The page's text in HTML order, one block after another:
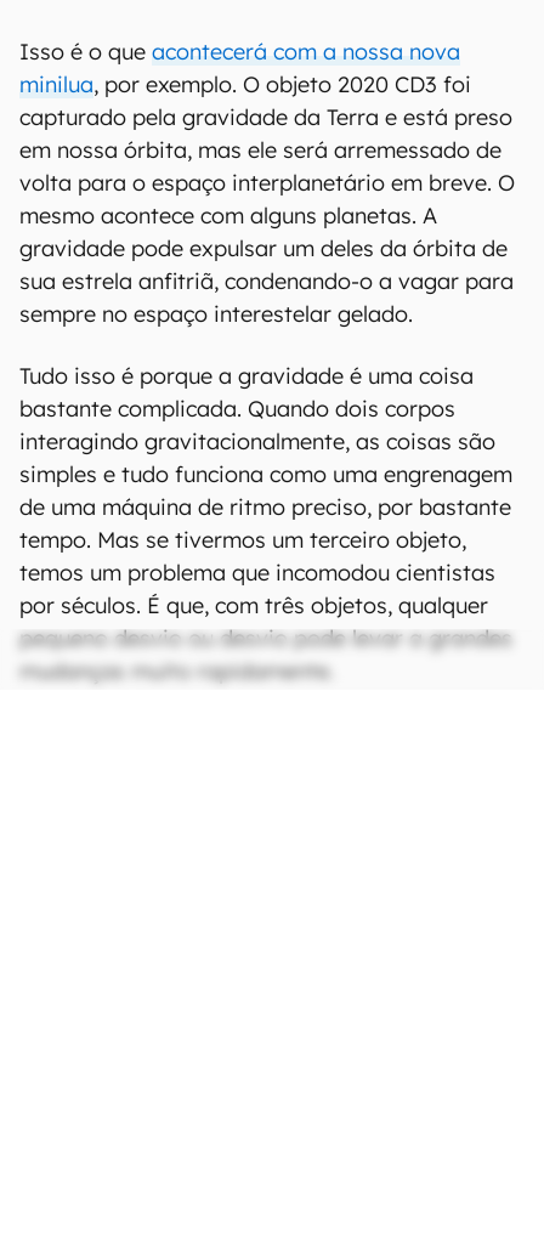
Isso é o que acontecerá com a nossa nova
minilua, por exemplo. O objeto 2020 CD3 foi
capturado pela gravidade da Terra e está preso
em nossa órbita, mas ele será arremessado de
volta para o espaço interplanetário em breve. O
mesmo acontece com alguns planetas. A
gravidade pode expulsar um deles da órbita de
sua estrela anfitriã, condenando-o a vagar para
sempre no espaço interestelar gelado.
Tudo isso é porque a gravidade é uma coisa
bastante complicada. Quando dois corpos
interagindo gravitacionalmente, as coisas são
simples e tudo funciona como uma engrenagem
de uma máquina de ritmo preciso, por bastante
tempo. Mas se tivermos um terceiro objeto,
temos um problema que incomodou cientistas
por séculos. É que, com três objetos, qualquer
pequeno desvio ou desvio pode levar a grandes
mudanças muito rapidamente.